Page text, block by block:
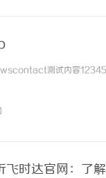
测试内容
飞时达官网：了